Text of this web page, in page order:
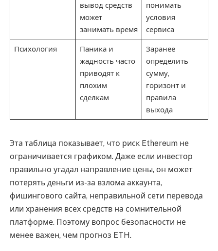
вывод средств
может
занимать время
понимать
условия
сервиса
Психология
Паника и
жадность часто
приводят к
плохим
сделкам
Заранее
определить
сумму,
горизонт и
правила
выхода
Эта таблица показывает, что риск Ethereum не
ограничивается графиком. Даже если инвестор
правильно угадал направление цены, он может
потерять деньги из-за взлома аккаунта,
фишингового сайта, неправильной сети перевода
или хранения всех средств на сомнительной
платформе. Поэтому вопрос безопасности не
менее важен, чем прогноз ETH.